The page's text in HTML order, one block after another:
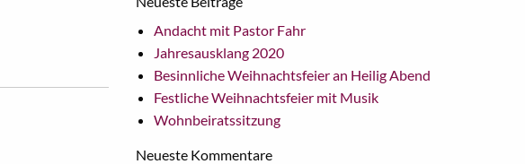
Andacht mit Pastor Fahr
Jahresausklang 2020
Besinnliche Weihnachtsfeier an Heilig Abend
Festliche Weihnachtsfeier mit Musik
Wohnbeiratssitzung
Neueste Kommentare